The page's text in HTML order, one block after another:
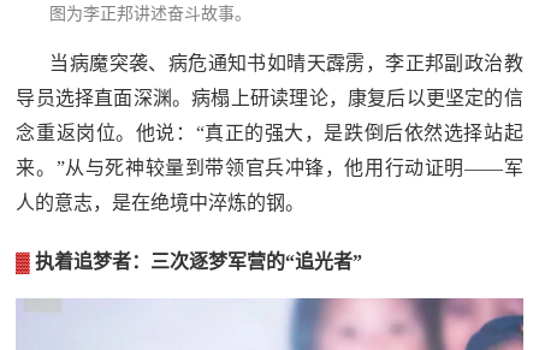
弟
兵
动
员
动
人
民
图为李正邦讲述奋斗故事。
当病魔突袭、病危通知书如晴天霹雳，李正邦副政治教
导员选择直面深渊。病榻上研读理论，康复后以更坚定的信
念重返岗位。他说：“真正的强大，是跌倒后依然选择站起
来。”从与死神较量到带领官兵冲锋，他用行动证明——军
人的意志，是在绝境中淬炼的钢。
▓执着追梦者：三次逐梦军营的“追光者”